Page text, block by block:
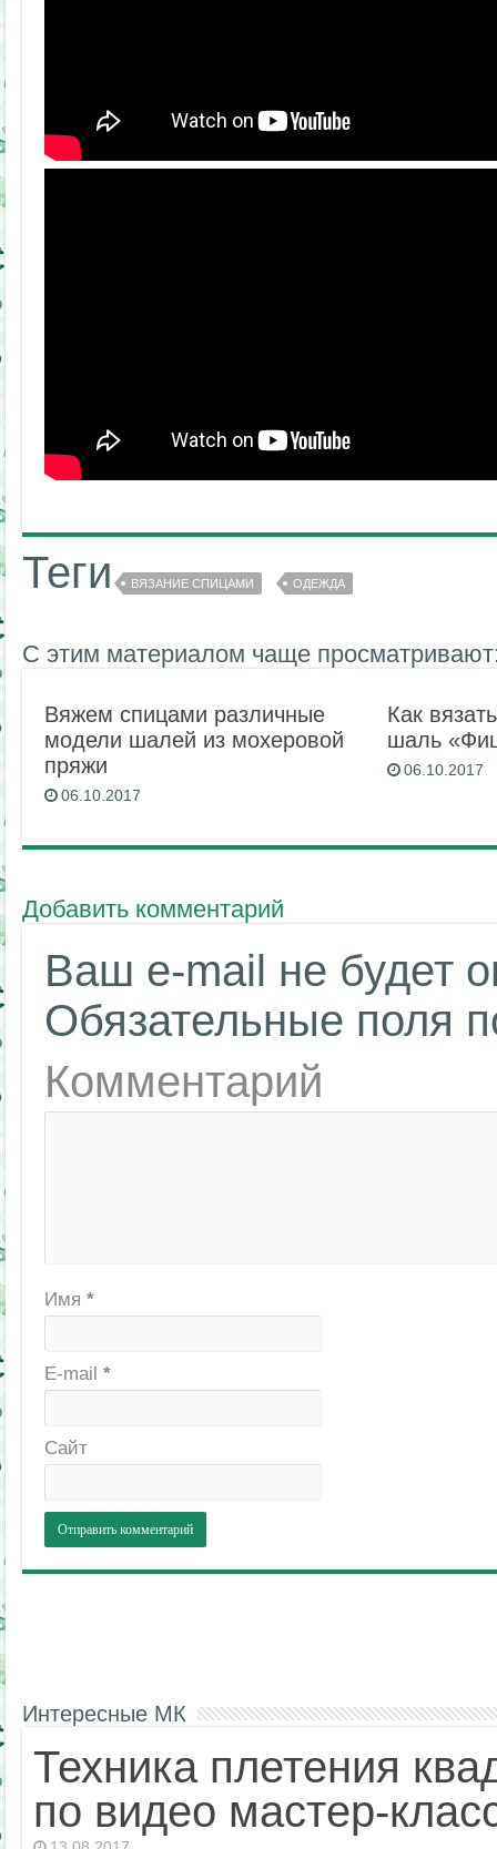
Теги ВЯЗАНИЕ СПИЦАМИ ОДЕЖДА
С этим материалом чаще
Вяжем спицами различные
модели шалей из мохеровой
пряжи
06.10.2017
Как
шаль
06.10.2017
Добавить комментарий
Ваш e-mail не будет
Обязательные поля
Комментарий
Имя *
E-mail *
Сайт
Интересные МК
Техника плетения
по видео мастер-